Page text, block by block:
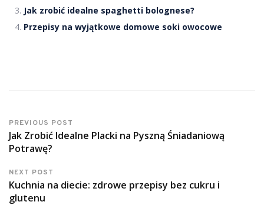
Jak zrobić idealne spaghetti bolognese?
Przepisy na wyjątkowe domowe soki owocowe
PREVIOUS POST
Jak Zrobić Idealne Placki na Pyszną Śniadaniową
Potrawę?
NEXT POST
Kuchnia na diecie: zdrowe przepisy bez cukru i
glutenu